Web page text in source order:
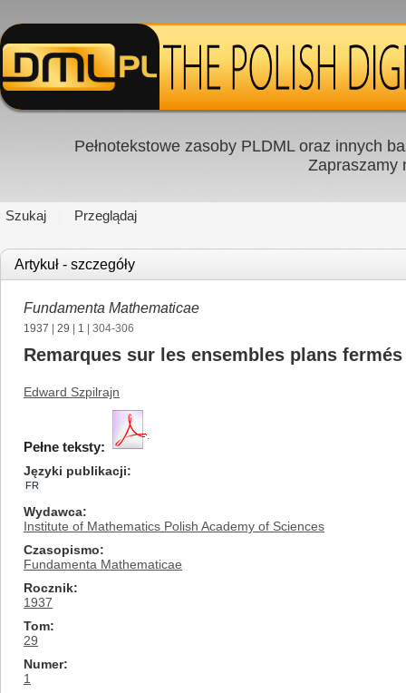
Pełnotekstowe zasoby PLDML oraz innych
Zapraszamy
Szukaj Przeglądaj
Artykuł - szczegóły
Fundamenta Mathematicae
1937 29 1 | 304-306
Remarques sur les ensembles plans fermés
Edward Szpilrajn
Pełne teksty:
Języki publikacji
FR
Wydawca
Institute of Mathematics Polish Academy of Sciences
Czasopismo
Fundamenta Mathematicae
Rocznik
1937
Tom
29
Numer
1